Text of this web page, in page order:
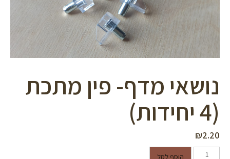
סמן קישורים
לאפס
את
כל
cached
נושאי מדף- פין מתכת
(4 יחידות)
₪2.20
הוסף לסל